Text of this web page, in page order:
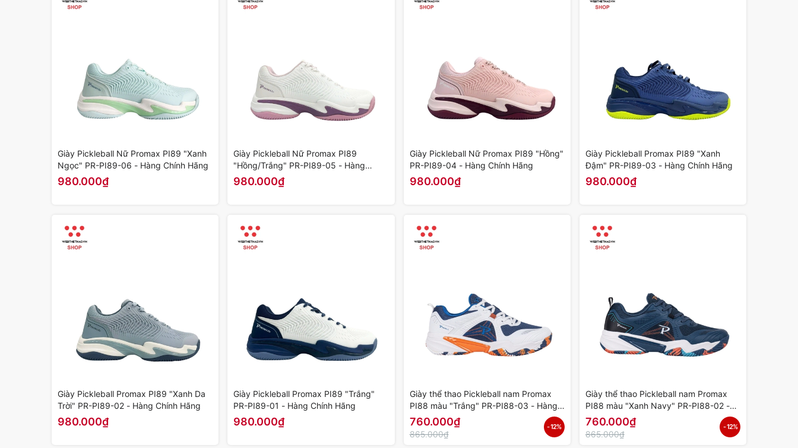
Giày Pickleball Nữ Promax PI89 "Xanh
Ngọc" PR-PI89-06 - Hàng Chính Hãng
980.000₫
Giày Pickleball Nữ Promax PI89
"Hồng/Trắng" PR-PI89-05 - Hàng
Chính Hãng
980.000₫
Giày Pickleball Nữ Promax PI89 "Hồng"
PR-PI89-04 - Hàng Chính Hãng
980.000₫
Giày Pickleball Promax PI89 "Xanh
Đậm" PR-PI89-03 - Hàng Chính Hãng
980.000₫
Giày Pickleball Promax PI89 "Xanh Da
Trời" PR-PI89-02 - Hàng Chính Hãng
980.000₫
Giày Pickleball Promax PI89 "Trắng"
PR-PI89-01 - Hàng Chính Hãng
980.000₫
Giày thể thao Pickleball nam Promax
PI88 màu "Trắng" PR-PI88-03 - Hàng
Chính Hãng
760.000₫
865.000₫
- 12%
Giày thể thao Pickleball nam Promax
PI88 màu "Xanh Navy" PR-PI88-02 -
Hàng Chính Hãng
760.000₫
865.000₫
- 12%